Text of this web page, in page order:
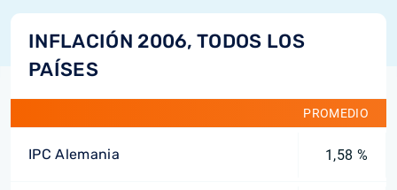
INFLACIÓN 2006, TODOS LOS
PAÍSES
PROMEDIO
IPC Alemania 1,58 %